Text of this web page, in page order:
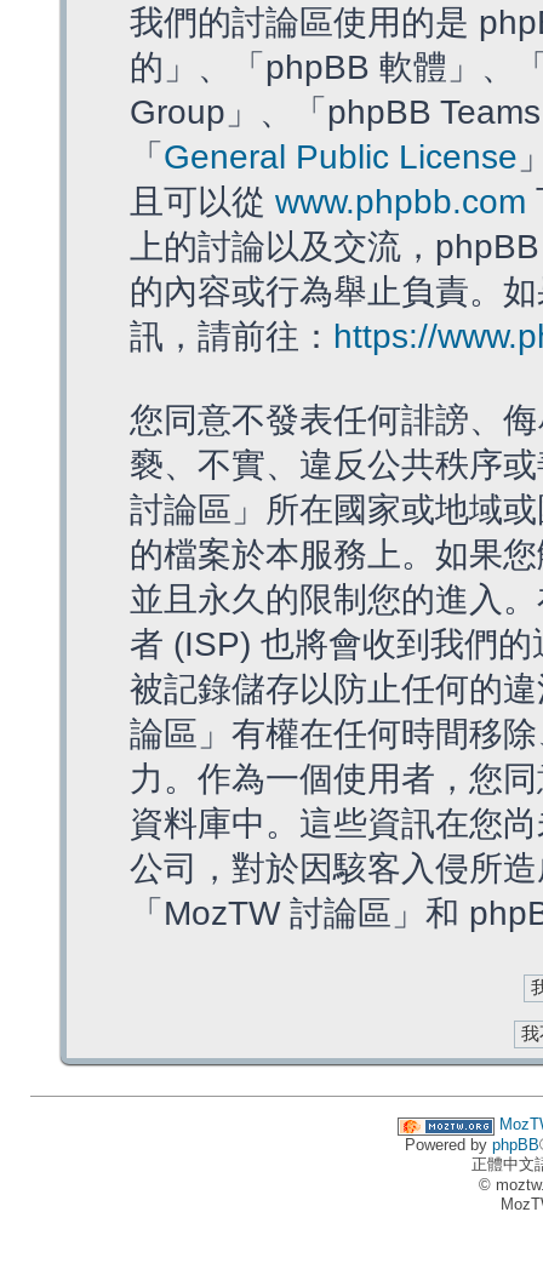
我們的討論區使用的是
的」、「phpBB 軟體」、
Group」、「phpBB
「 General Public License
且可以從 www.phpbb.com
上的討論以及交流，
的內容或行為舉止負責。
訊，請前往： https://
您同意不發表任何誹謗、
褻、不實、違反公共秩序
討論區」所在國家或地域
的檔案於本服務上。如果
並且永久的限制您的進入
者 (ISP) 也將會收到我們
被記錄儲存以防止任何的
論區」有權在任何時間移
力。作為一個使用者，您
資料庫中。這些資訊在您
公司，對於因駭客入侵所
「MozTW 討論區」和
Powered by phpBB
正體中文
©